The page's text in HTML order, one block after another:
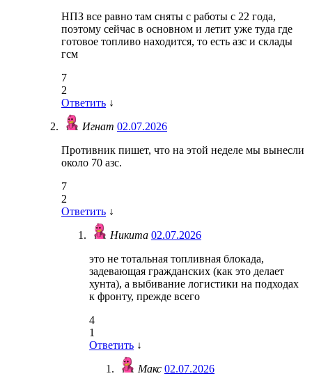
НПЗ все равно там сняты с работы с 22 года,
поэтому сейчас в основном и летит уже туда где
готовое топливо находится, то есть азс и склады
гсм
7
2
Ответить ↓
Игнат 02.07.2026
Противник пишет, что на этой неделе мы вынесли
около 70 азс.
7
2
Ответить ↓
Никита 02.07.2026
это не тотальная топливная блокада,
задевающая гражданских (как это делает
хунта), а выбивание логистики на подходах
к фронту, прежде всего
4
1
Ответить ↓
Макс 02.07.2026